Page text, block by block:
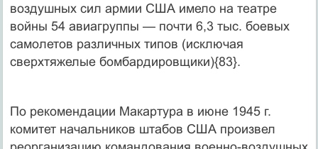
воздушных сил армии США имело на театре
войны 54 авиагруппы — почти 6,3 тыс. боевых
самолетов различных типов (исключая
сверхтяжелые бомбардировщики){83}.
По рекомендации Макартура в июне 1945 г.
комитет начальников штабов США произвел